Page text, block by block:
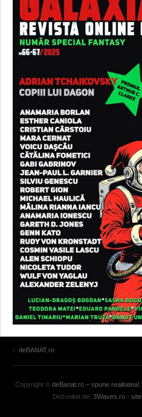
deBANAT.ro
Copyright © deBanat.ro – spune realitatea!
Dezvoltat de: 3Waves.ro -